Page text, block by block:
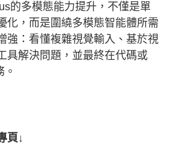
的多模態能力提升，不僅是單
化，而是圍繞多模態智能體所需
強：看懂複雜視覺輸入、基於視
具解決問題，並最終在代碼或
頁↓